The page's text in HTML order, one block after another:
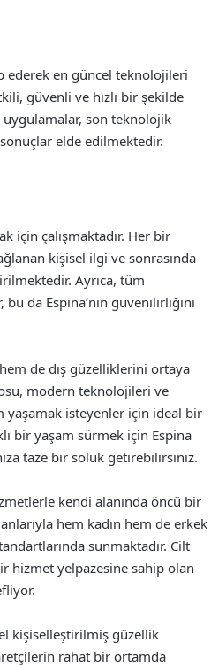
ederek en güncel teknolojileri
güvenli ve hızlı bir şekilde
uygulamalar, son teknolojik
elde edilmektedir.
için çalışmaktadır. Her bir
kişisel ilgi ve sonrasında
Ayrıca, tüm
da Espina’nın güvenilirliğini
de dış güzelliklerini ortaya
modern teknolojileri ve
yaşamak isteyenler için ideal bir
bir yaşam sürmek için Espina
taze bir soluk getirebilirsiniz.
kendi alanında öncü bir
hem kadın hem de erkek
sunmaktadır. Cilt
hizmet yelpazesine sahip olan
kişiselleştirilmiş güzellik
rahat bir ortamda